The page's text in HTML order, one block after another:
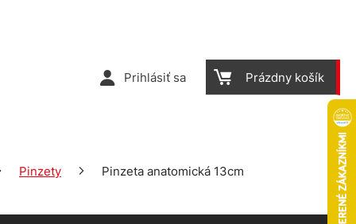
Prihlásiť sa Prázdny košík
Pinzety Pinzeta anatomická 13cm